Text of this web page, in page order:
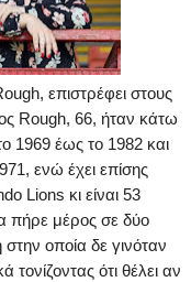
, επιστρέφει στους
Rough, 66, ήταν κάτω
1969 έως το 1982 και
ενώ έχει επίσης
Lions κι είναι 53
πήρε μέρος σε δύο
οποία δε γινόταν
ότι θέλει αν